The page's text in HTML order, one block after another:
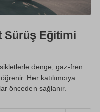
Sürüş Eğitimi
denge, gaz-fren
Her katılımcıya
önceden sağlanır.